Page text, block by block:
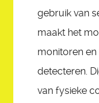
gebruik van
maakt het
monitoren
detecteren.
van fysieke